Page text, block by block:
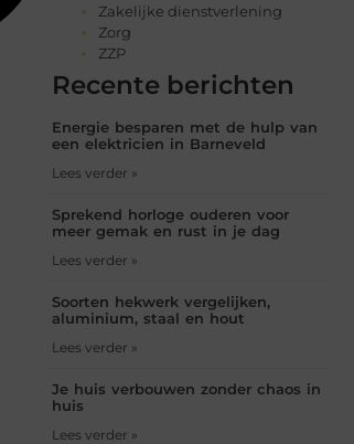
Zakelijke dienstverlening
Zorg
ZZP
Recente berichten
Energie besparen met de hulp van
een elektricien in Barneveld
Lees verder »
Sprekend horloge ouderen voor
meer gemak en rust in je dag
Lees verder »
Soorten hekwerk vergelijken,
aluminium, staal en hout
Lees verder »
Je huis verbouwen zonder chaos in
huis
Lees verder »